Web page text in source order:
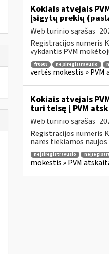
Kokiais atvejais
įsigytų prekių
Web turinio sąrašas
Registracijos numeris
vykdantis PVM
fr0608 neįsiregistravusio
vertės mokestis »
Kokiais atvejais
turi teisę į PVM
Web turinio sąrašas
Registracijos numeris
nares tiekiamos
neįsiregistravusio
mokestis » PVM